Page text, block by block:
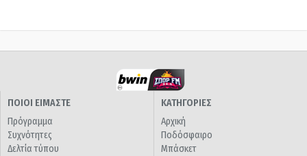
ΠΟΙΟΙ ΕΙΜΑΣΤΕ
Πρόγραμμα
Συχνότητες
Δελτία τύπου
ΚΑΤΗΓΟΡΙΕΣ
Αρχική
Ποδόσφαιρο
Μπάσκετ